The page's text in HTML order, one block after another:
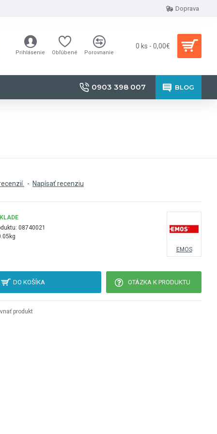
Doprava
Prihlásenie Obľúbené Porovnanie
0 ks - 0,00€
0903 398 007 BLOG
- Napísať recenziu
08740021
EMOS
DO KOŠÍKA OTÁZKA K PRODUKTU
produkt